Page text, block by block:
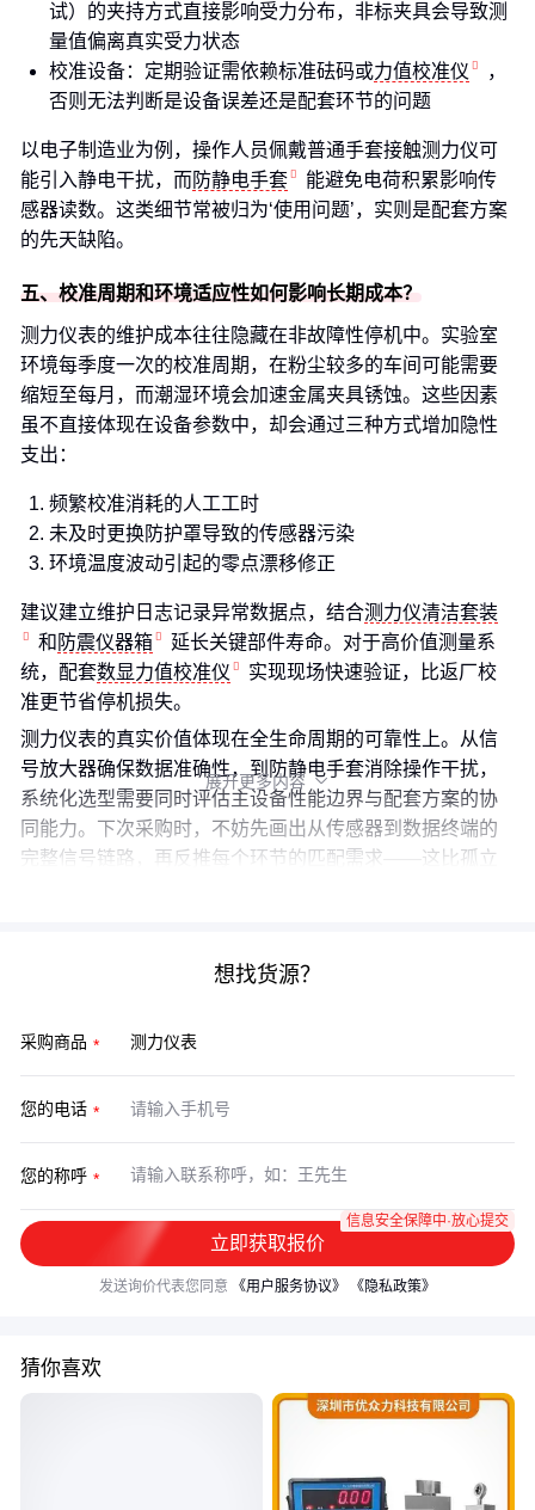
试）的夹持方式直接影响受力分布，非标夹具会导致测
量值偏离真实受力状态
校准设备：定期验证需依赖标准砝码或力值校准仪
，
否则无法判断是设备误差还是配套环节的问题
以电子制造业为例，操作人员佩戴普通手套接触测力仪可
能引入静电干扰，而 防静电手套
能避免电荷积累影响传
感器读数。这类细节常被归为‘使用问题’，实则是配套方案
的先天缺陷。
五、校准周期和环境适应性如何影响长期成本？
测力仪表的维护成本往往隐藏在非故障性停机中。实验室
环境每季度一次的校准周期，在粉尘较多的车间可能需要
缩短至每月，而潮湿环境会加速金属夹具锈蚀。这些因素
虽不直接体现在设备参数中，却会通过三种方式增加隐性
支出：
频繁校准消耗的人工工时
未及时更换防护罩导致的传感器污染
环境温度波动引起的零点漂移修正
建议建立维护日志记录异常数据点，结合测力仪清洁套装
和 防震仪器箱
延长关键部件寿命。对于高价值测量系
统，配套数显力值校准仪
实现现场快速验证，比返厂校
准更节省停机损失。
测力仪表的真实价值体现在全生命周期的可靠性上。从信
号放大器确保数据准确性，到防静电手套消除操作干扰，
系统化选型需要同时评估主设备性能边界与配套方案的协
同能力。下次采购时，不妨先画出从传感器到数据终端的
完整信号链路，再反推每个环节的匹配需求——这比孤立
展开更多内容 
想找货源？
采购商品
您的电话
您的称呼
立即获取报价
信息安全保障中·放心提交
发送询价代表您同意 《用户服务协议》 《隐私政策》
猜你喜欢